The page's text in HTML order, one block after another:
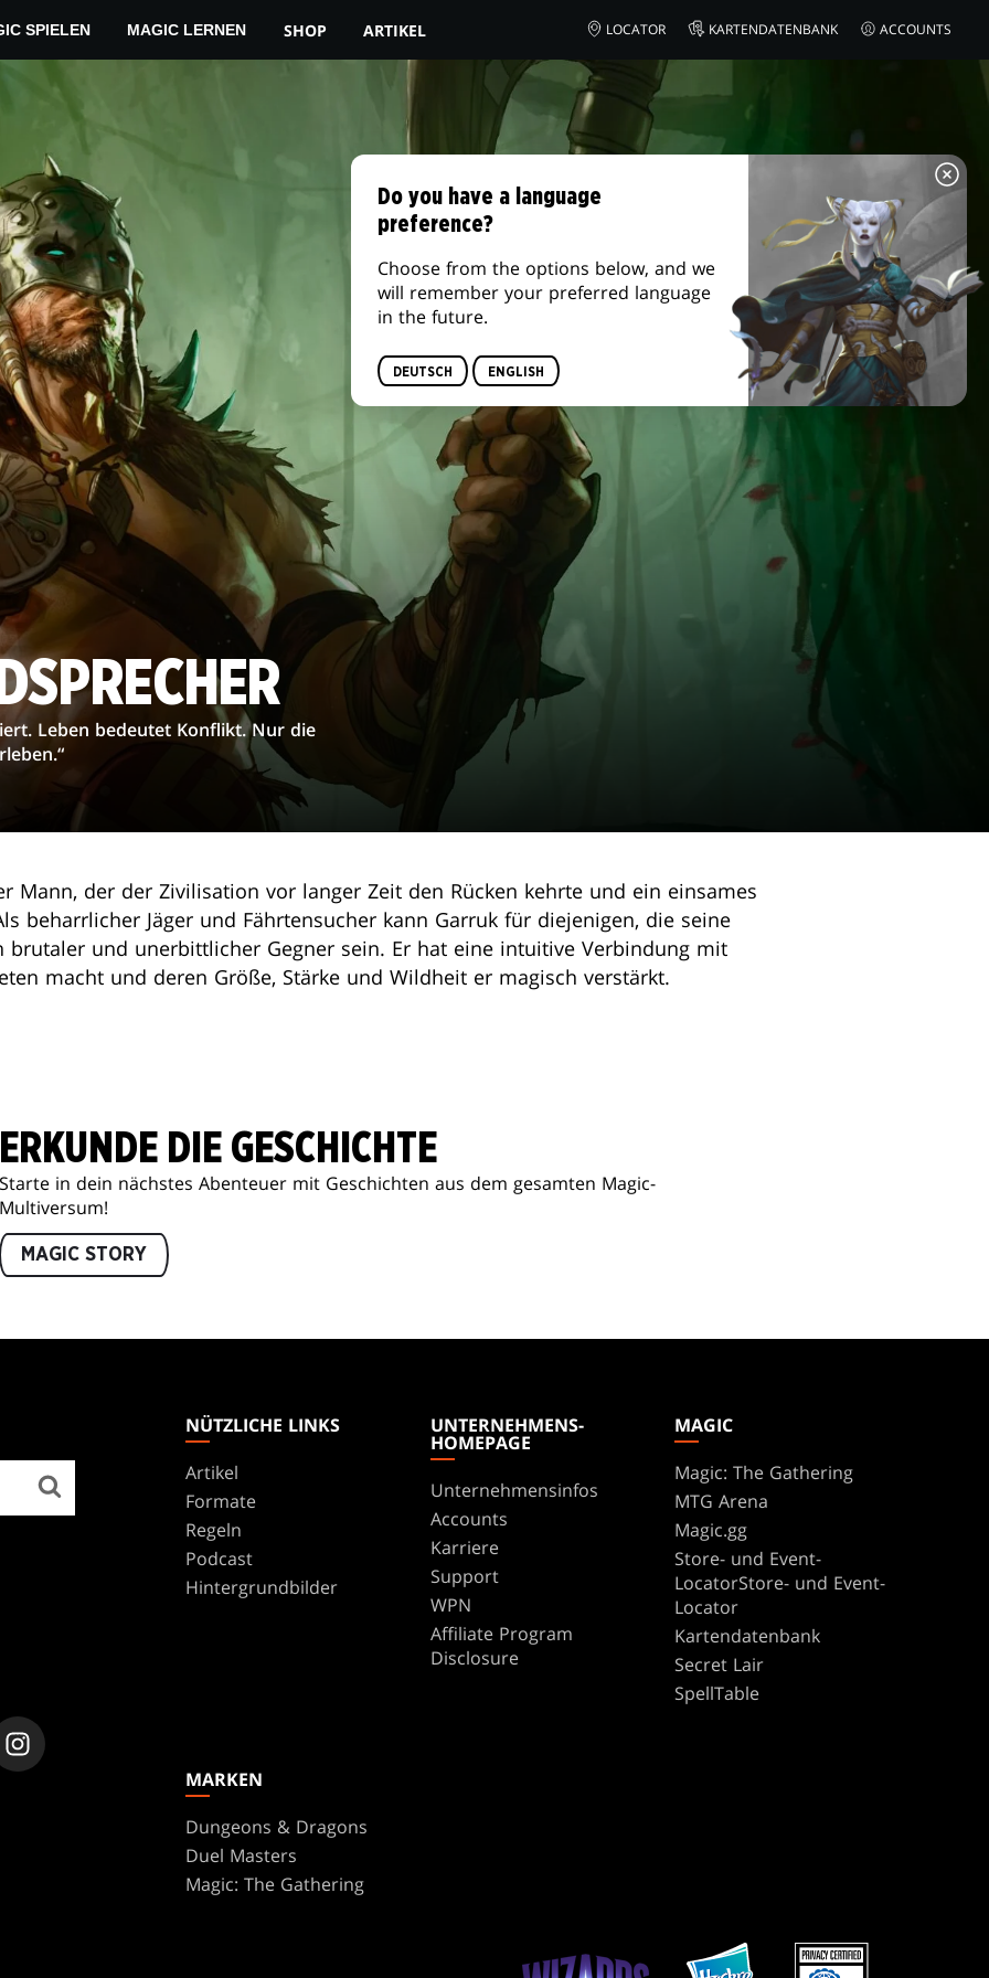
SPIELEN MAGIC LERNEN SHOP ARTIKEL LOCATOR KARTENDATENBANK ACCOUNTS
Leben bedeutet Konflikt. Nur die
Mann, der der Zivilisation vor langer Zeit den Rücken kehrte und ein einsames
beharrlicher Jäger und Fährtensucher kann Garruk für diejenigen, die seine
brutaler und unerbittlicher Gegner sein. Er hat eine intuitive Verbindung mit
macht und deren Größe, Stärke und Wildheit er magisch verstärkt.
ERKUNDE DIE GESCHICHTE
Starte in dein nächstes Abenteuer mit Geschichten aus dem gesamten Magic-
Multiversum!
MAGIC STORY
NÜTZLICHE LINKS
Artikel
Formate
Regeln
Podcast
Hintergrundbilder
UNTERNEHMENS-
HOMEPAGE
Unternehmensinfos
Accounts
Karriere
Support
WPN
Affiliate Program
Disclosure
MAGIC
Magic: The Gathering
MTG Arena
Magic.gg
Store- und Event-
LocatorStore- und Event-
Locator
Kartendatenbank
Secret Lair
SpellTable
MARKEN
Dungeons & Dragons
Duel Masters
Magic: The Gathering
Do you have a language
preference?
Choose from the options below, and we
will remember your preferred language
in the future.
DEUTSCH ENGLISH